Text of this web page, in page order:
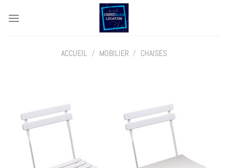
ACCUEIL / MOBILIER / CHAISES